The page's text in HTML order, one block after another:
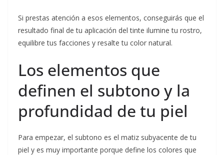
Si prestas atención a esos elementos, conseguirás que el
resultado final de tu aplicación del tinte ilumine tu rostro,
equilibre tus facciones y resalte tu color natural.
Los elementos que
definen el subtono y la
profundidad de tu piel
Para empezar, el subtono es el matiz subyacente de tu
piel y es muy importante porque define los colores que